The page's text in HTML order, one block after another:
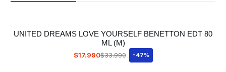
UNITED DREAMS LOVE YOURSELF BENETTON EDT 80
ML (M)
$17.990$33.990 -47%